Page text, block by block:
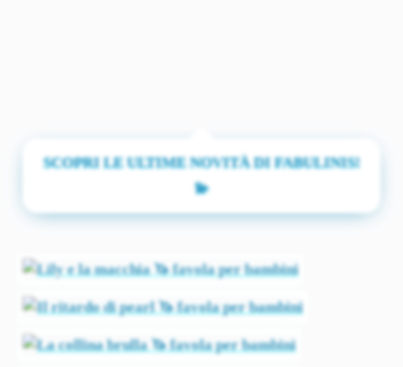
SCOPRI LE ULTIME NOVITÀ DI FABULINIS!
💫